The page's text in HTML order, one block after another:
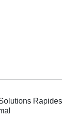
Rapides